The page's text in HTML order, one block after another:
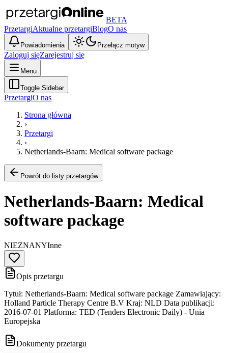
BETA
PrzetargiAktualne przetargiBlogO nas
Powiadomienia Przełącz motyw
Zaloguj sięZarejestruj się
Menu
Toggle Sidebar
PrzetargiO nas
Strona główna
›
Przetargi
›
Netherlands-Baarn: Medical software package
Powrót do listy przetargów
Netherlands-Baarn: Medical
software package
NIEZNANYInne
Opis przetargu
Tytuł: Netherlands-Baarn: Medical software package Zamawiający:
Holland Particle Therapy Centre B.V Kraj: NLD Data publikacji:
2016-07-01 Platforma: TED (Tenders Electronic Daily) - Unia
Europejska
Dokumenty przetargu